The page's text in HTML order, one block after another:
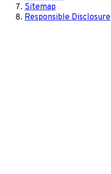
Sitemap
Responsible Disclosure